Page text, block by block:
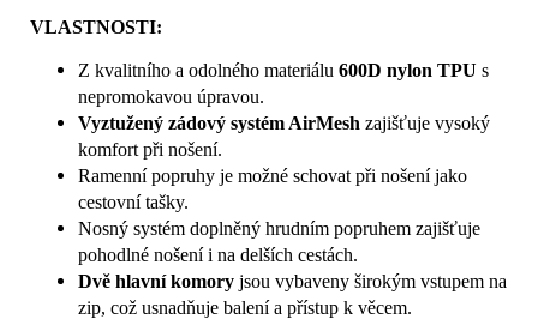
VLASTNOSTI:
Z kvalitního a odolného materiálu 600D nylon TPU s
nepromokavou úpravou.
Vyztužený zádový systém AirMesh zajišťuje vysoký
komfort při nošení.
Ramenní popruhy je možné schovat při nošení jako
cestovní tašky.
Nosný systém doplněný hrudním popruhem zajišťuje
pohodlné nošení i na delších cestách.
Dvě hlavní komory jsou vybaveny širokým vstupem na
zip, což usnadňuje balení a přístup k věcem.